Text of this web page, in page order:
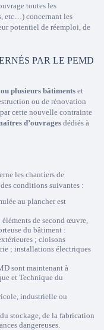
toutes les
etc…) concernant les
potentiel de réemploi, de
PAR LE PEMD
plusieurs bâtiments et
ou de rénovation
cette nouvelle contrainte
d’ouvragesdédiés à
les chantiers de
conditions suivantes :
au plancher est
de second œuvre,
du bâtiment :
; cloisons
; installations électriques
sont maintenant à
et Technique du
industrielle ou
stockage, de la fabrication
dangereuses.